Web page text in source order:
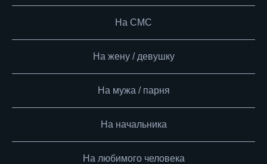
На СМС
На жену / девушку
На мужа / парня
На начальника
На любимого человека